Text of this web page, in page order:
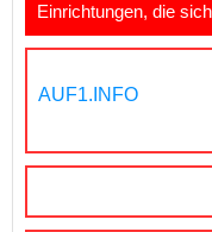
Einrichtungen, die
AUF1.INFO